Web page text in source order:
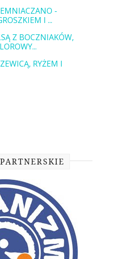
-
I ...
Z BOCZNIAKÓW,
RYŻEM I